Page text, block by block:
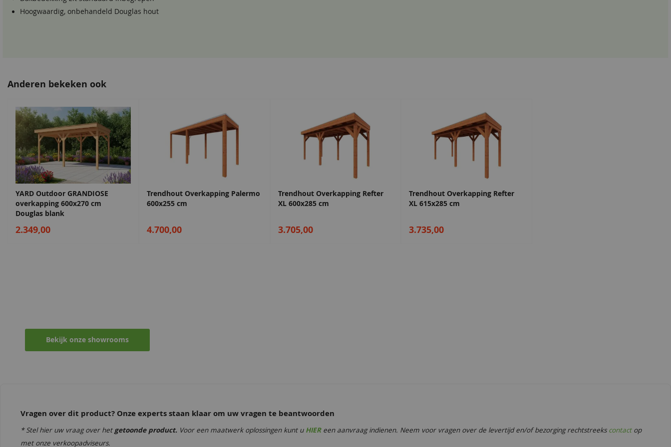
Hoogwaardig, onbehandeld Douglas hout
Anderen bekeken ook
YARD Outdoor GRANDIOSE
overkapping 600x270 cm
Douglas blank
2.349,00
Trendhout Overkapping Palermo
600x255 cm
4.700,00
Trendhout Overkapping Refter
XL 600x285 cm
3.705,00
Trendhout Overkapping Refter
XL 615x285 cm
3.735,00
Bekijk onze showrooms
Vragen over dit product? Onze experts staan klaar om uw vragen te beantwoorden
* Stel hier uw vraag over het getoonde product. Voor een maatwerk oplossingen kunt u HIEReen aanvraag indienen. Neem voor vragen over de levertijd en/of bezorging rechtstreeks contactop
met onze verkoopadviseurs.